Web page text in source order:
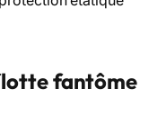
fantôme